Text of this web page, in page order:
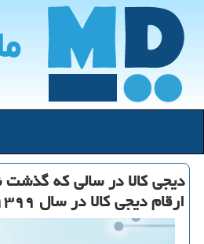
دیجی کالا در سالی که گذشت
ارقام دیجی کالا در سال ۱۳۹۹